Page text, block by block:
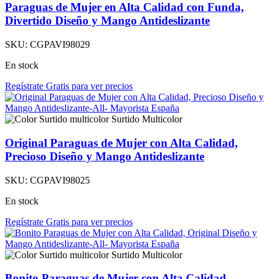
Paraguas de Mujer en Alta Calidad con Funda,
Divertido Diseño y Mango Antideslizante
SKU: CGPAVI98029
En stock
Regístrate Gratis para ver precios
Surtido Multicolor
Original Paraguas de Mujer con Alta Calidad,
Precioso Diseño y Mango Antideslizante
SKU: CGPAVI98025
En stock
Regístrate Gratis para ver precios
Surtido Multicolor